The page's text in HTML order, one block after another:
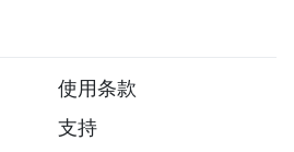
使用条款
支持